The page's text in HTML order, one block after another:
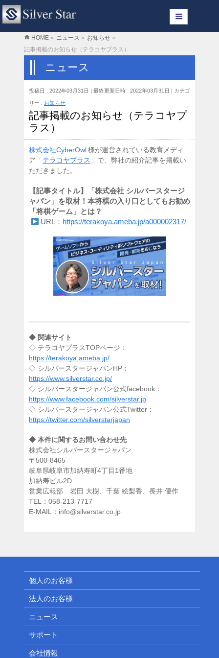
HOME » ニュース » お知らせ »
記事掲載のお知らせ（テラコヤプラス）
ニュース
投稿日 : 2022年03月31日 最終更新日時 : 2022年03月31日 カテゴ
リー : お知らせ
記事掲載のお知らせ（テラコヤプ
ラス）
株式会社CyberOwl様が運営されている教育メディ
ア「 テラコヤプラス 」で、弊社の紹介記事を掲載い
ただきました。
【記事タイトル】「株式会社 シルバースタージ
ャパン」を取材！本将棋の入り口としてもお勧め
「将棋ゲーム」とは？
URL： https://terakoya.ameba.jp/a000002317/
◆ 関連サイト
◇ テラコヤプラスTOPページ：
https://terakoya.ameba.jp/
◇ シルバースタージャパンHP：
https://www.silverstar.co.jp/
◇ シルバースタージャパン公式facebook：
https://www.facebook.com/silverstar.jp
◇ シルバースタージャパン公式Twitter：
https://twitter.com/silverstarjapan
◆ 本件に関するお問い合わせ先
株式会社シルバースタージャパン
〒500-8465
岐阜県岐阜市加納寿町4丁目1番地
加納寿ビル2D
営業広報部 岩田 大樹、千葉 絵梨香、長井 優作
TEL：058-213-7717
E-MAIL：info@silverstar.co.jp
個人のお客様
法人のお客様
ニュース
サポート
会社情報